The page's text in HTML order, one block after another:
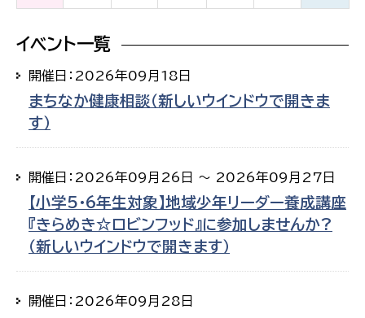
イベント一覧
開催日：2026年09月18日
まちなか健康相談（新しいウインドウで開きま
す）
開催日：2026年09月26日 ～ 2026年09月27日
【小学5・6年生対象】地域少年リーダー養成講座
『きらめき☆ロビンフッド』に参加しませんか?
（新しいウインドウで開きます）
開催日：2026年09月28日